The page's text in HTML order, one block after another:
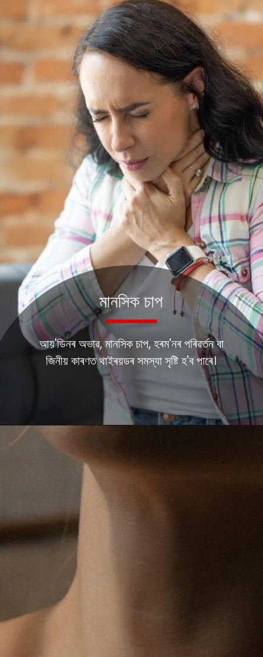
আয়'ডিনৰ অভাৱ, মানসিক চাপ, হৰম'নৰ পৰিৱৰ্তন বা
জিনীয় কাৰণত থাইৰয়ডৰ সমস্যা সৃষ্টি হ'ব পাৰে।
মানসিক চাপ